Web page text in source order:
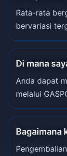
Rata-rata
bervariasi
Di mana
Anda dapat
melalui
Bagaimana